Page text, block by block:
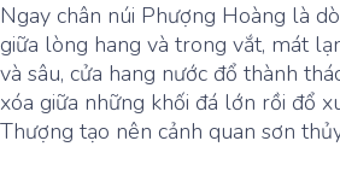
Ngay chân núi Phượng Hoàng là
giữa lòng hang và trong vắt, mát
và sâu, cửa hang nước đổ thành
xóa giữa những khối đá lớn rồi đổ
Thượng tạo nên cảnh quan sơn